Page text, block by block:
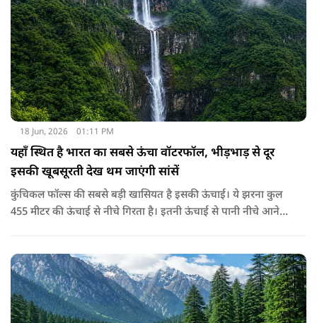
आसमान बिल्कुल साफ, चमकीला और बादलों से मुक्त रहता है और बाकी
जगहों के मुकाबले यहाँ चमकदार धूप भी रहती है जिस वजह से इस शहर
का नाम 'सन सिटी' पड़ा। इसके अलावा चारों तरफ नीले रंग के घर होने की
वजह से इसे ब्लू सिटी के नाम से भी जाना जाता है।
18 Jun, 2026 01:11 PM
यहाँ स्थित है भारत का सबसे ऊंचा वॉटरफॉल, भीड़भाड़ से दूर
इसकी खूबसूरती देख थम जाएंगी सांसें
कुंचिकल फॉल्स की सबसे बड़ी खासियत है इसकी ऊंचाई। ये झरना कुल
455 मीटर की ऊंचाई से नीचे गिरता है। इतनी ऊंचाई से पानी नीचे आने
पास स्थित है। ये झरना वराही नदी से बनता है और पश्चिमी घाट से होकर
गुजरता है।